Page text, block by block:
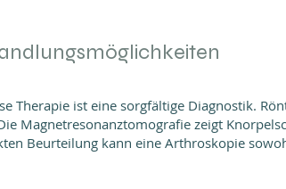
Therapie ist eine sorgfältige Diagnostik.
Magnetresonanztomografie zeigt
Beurteilung kann eine Arthroskopie